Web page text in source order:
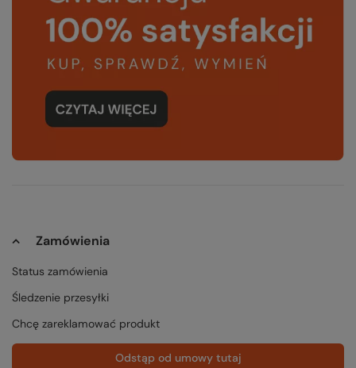
Zamówienia
Status zamówienia
Śledzenie przesyłki
Chcę zareklamować produkt
Odstąp od umowy tutaj